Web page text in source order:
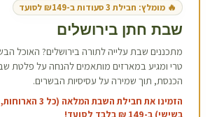
🔥 מומלץ: חבילת 3 סעודות ב-₪149 לסועד
שבת חתן בירושלים
מתכננים שבת עלייה לתורה בירושלים? האוכל
טרי ומגיע במארזים מותאמים להנחה על פלטת
הכנסת, תוך שמירה על עסיסיות הבשרים.
הזמינו את חבילת השבת
בשישי) ב-149 ₪ בלבד לסועד!